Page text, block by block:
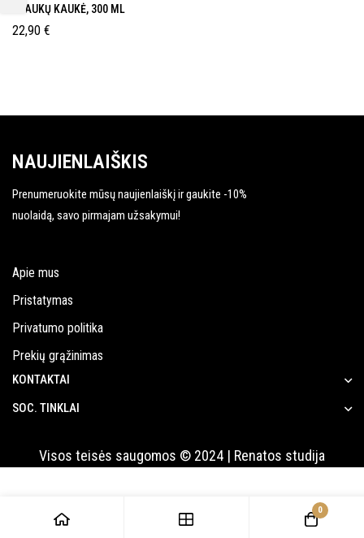
PLAUKŲ KAUKĖ, 300 ML
22,90 €
NAUJIENLAIŠKIS
Prenumeruokite mūsų naujienlaiškį ir gaukite -10%
nuolaidą, savo pirmajam užsakymui!
Apie mus
Pristatymas
Privatumo politika
Prekių grąžinimas
KONTAKTAI
SOC. TINKLAI
Visos teisės saugomos © 2024 | Renatos studija
0